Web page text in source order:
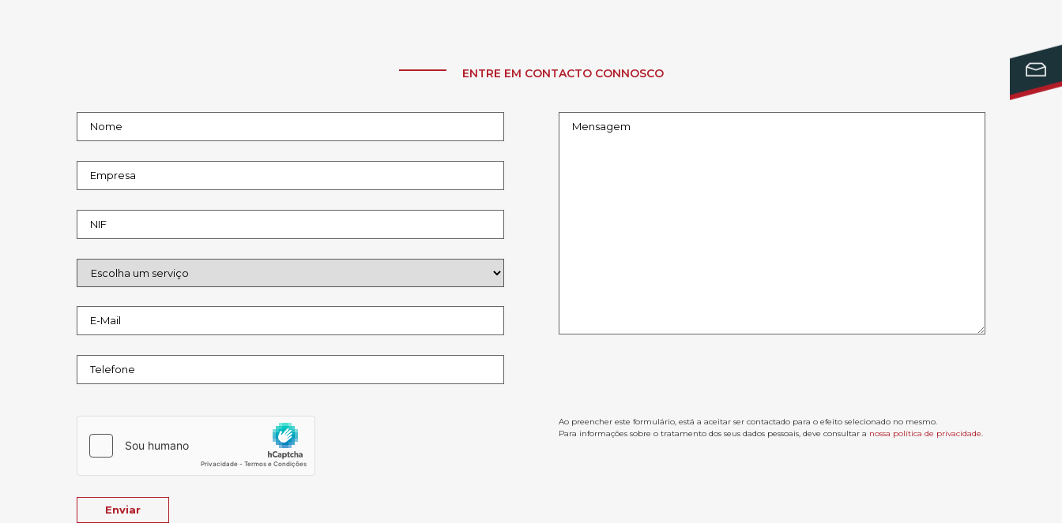
ENTRE EM CONTACTO CONNOSCO
Ao preencher este formulário, está a aceitar ser contactado para o efeito selecionado no mesmo.
Para informações sobre o tratamento dos seus dados pessoais, deve consultar a nossa política de privacidade